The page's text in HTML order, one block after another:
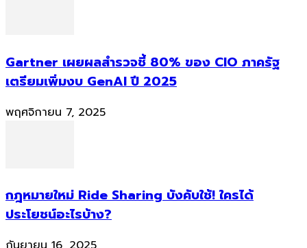
Gartner เผยผลสำรวจชี้ 80% ของ CIO ภาครัฐ
เตรียมเพิ่มงบ GenAI ปี 2025
พฤศจิกายน 7, 2025
กฎหมายใหม่ Ride Sharing บังคับใช้! ใครได้
ประโยชน์อะไรบ้าง?